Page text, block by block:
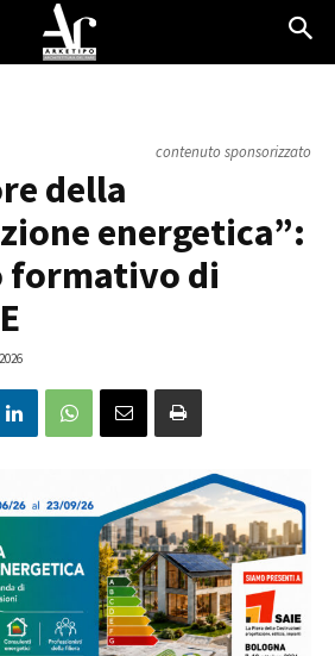
contenuto sponsorizzato
della
energetica”:
formativo di